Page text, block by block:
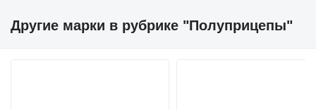
Другие марки в рубрике "Полуприцепы"